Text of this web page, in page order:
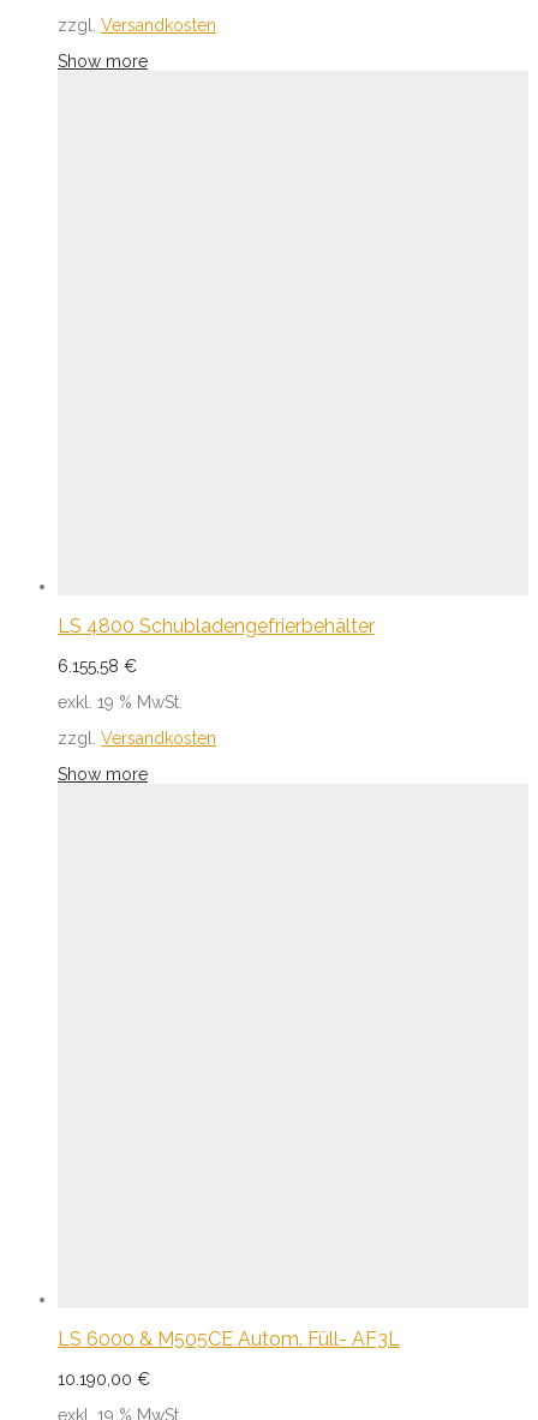
zzgl. Versandkosten
Show more
LS 4800 Schubladengefrierbehälter
6.155,58 €
exkl. 19 % MwSt.
zzgl. Versandkosten
Show more
LS 6000 & M505CE Autom. Füll- AF3L
10.190,00 €
exkl. 19 % MwSt.